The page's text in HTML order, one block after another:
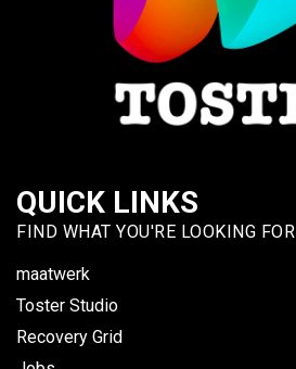
QUICK LINKS
FIND WHAT YOU'RE LOOKING FOR
maatwerk
Toster Studio
Recovery Grid